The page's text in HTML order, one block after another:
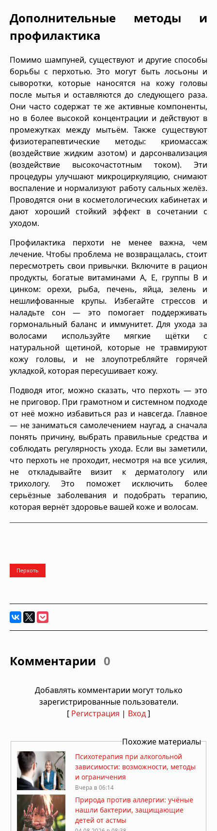
Дополнительные методы и
профилактика
Помимо шампуней, существуют и другие способы
борьбы с перхотью. Это могут быть лосьоны и
сыворотки, которые наносятся на кожу головы
после мытья и оставляются до следующего раза.
Они часто содержат те же активные компоненты,
но в более высокой концентрации и действуют в
промежутках между мытьём. Также существуют
физиотерапевтические методы: криомассаж
(воздействие жидким азотом) и дарсонвализация
(воздействие высокочастотным током). Эти
процедуры улучшают микроциркуляцию, снимают
воспаление и нормализуют работу сальных желёз.
Проводятся они в косметологических кабинетах и
дают хороший стойкий эффект в сочетании с
уходом.
Профилактика перхоти не менее важна, чем
лечение. Чтобы проблема не возвращалась, стоит
пересмотреть свои привычки. Включите в рацион
продукты, богатые витаминами A, E, группы B и
цинком: орехи, рыба, печень, яйца, зелень и
нешлифованные крупы. Избегайте стрессов и
наладьте сон — это помогает поддерживать
гормональный баланс и иммунитет. Для ухода за
волосами используйте мягкие щётки с
натуральной щетиной, которые не травмируют
кожу головы, и не злоупотребляйте горячей
укладкой, которая пересушивает кожу.
Подводя итог, можно сказать, что перхоть — это
не приговор. При грамотном и системном подходе
от неё можно избавиться раз и навсегда. Главное
— не заниматься самолечением наугад, а сначала
понять причину, выбрать правильные средства и
соблюдать регулярность ухода. Если вы заметили,
что перхоть не проходит, несмотря на все усилия,
не откладывайте визит к дерматологу или
трихологу. Это поможет исключить более
серьёзные заболевания и подобрать терапию,
которая вернёт здоровье вашей коже и волосам.
Перхоть
Комментарии 0
Добавлять комментарии могут только
зарегистрированные пользователи.
[ Регистрация | Вход]
Похожие материалы
Психотерапия при алкогольной
зависимости: возможности, методы
и ограничения
Вчера в 06:14
Природа против аллергии: учёные
нашли бактерии, защищающие
детей от астмы